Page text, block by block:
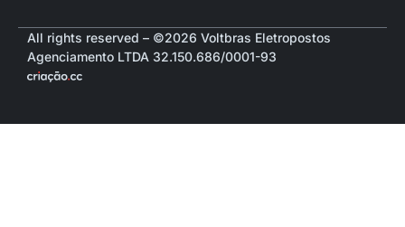
All rights reserved – ©2026 Voltbras Eletropostos
Agenciamento LTDA 32.150.686/0001-93